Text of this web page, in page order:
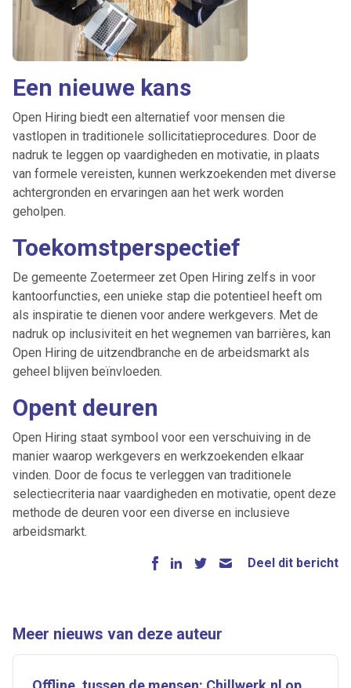
Een nieuwe kans
Open Hiring biedt een alternatief voor mensen die
vastlopen in traditionele sollicitatieprocedures. Door de
nadruk te leggen op vaardigheden en motivatie, in plaats
van formele vereisten, kunnen werkzoekenden met diverse
achtergronden en ervaringen aan het werk worden
geholpen.
Toekomstperspectief
De gemeente Zoetermeer zet Open Hiring zelfs in voor
kantoorfuncties, een unieke stap die potentieel heeft om
als inspiratie te dienen voor andere werkgevers. Met de
nadruk op inclusiviteit en het wegnemen van barrières, kan
Open Hiring de uitzendbranche en de arbeidsmarkt als
geheel blijven beïnvloeden.
Opent deuren
Open Hiring staat symbool voor een verschuiving in de
manier waarop werkgevers en werkzoekenden elkaar
vinden. Door de focus te verleggen van traditionele
selectiecriteria naar vaardigheden en motivatie, opent deze
methode de deuren voor een diverse en inclusieve
arbeidsmarkt.
Deel dit bericht
Meer nieuws van deze auteur